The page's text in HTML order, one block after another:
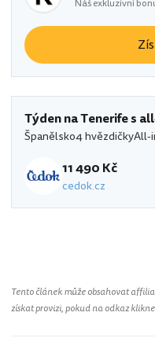
Náš exkluzivní
Týden na Tenerife s
Španělsko4 hvězdičkyAll-
11 490 Kč
cedok.cz
Tento článek může obsahovat
získat provizi, pokud na odkaz